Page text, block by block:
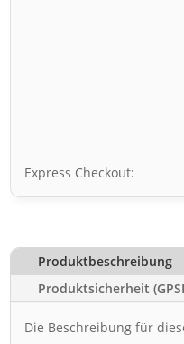
Express Checkout:
Produktbeschreibung
Produktsicherheit
Die Beschreibung für